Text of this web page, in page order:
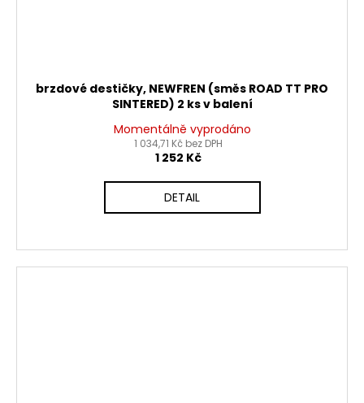
brzdové destičky, NEWFREN (směs ROAD TT PRO
SINTERED) 2 ks v balení
Momentálně vyprodáno
1 034,71 Kč bez DPH
1 252 Kč
DETAIL